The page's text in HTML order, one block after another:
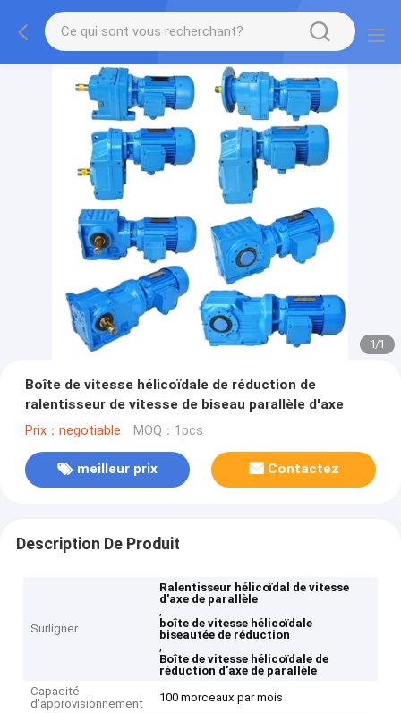
1/1
Boîte de vitesse hélicoïdale de réduction de
ralentisseur de vitesse de biseau parallèle d'axe
Prix：negotiable MOQ：1pcs
meilleur prix Contactez
Description De Produit
Surligner
Ralentisseur hélicoïdal de vitesse
d'axe de parallèle
,
boîte de vitesse hélicoïdale
biseautée de réduction
,
Boîte de vitesse hélicoïdale de
réduction d'axe de parallèle
Capacité
d'approvisionnement
100 morceaux par mois